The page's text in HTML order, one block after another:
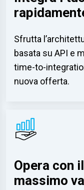
Sfrutta
basata su API e
time-to-
nuova offerta.
Opera con
massimo